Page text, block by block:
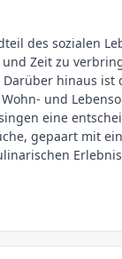
des sozialen
Zeit zu
hinaus ist
und
eine
gepaart mit